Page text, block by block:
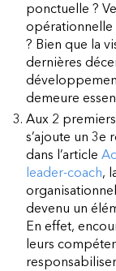
ponctuelle ?
opérationnelle
? Bien que la
dernières
demeure
Aux 2
s’ajoute un 3e
dans l’article
leader-coach,
devenu un
En effet,
leurs